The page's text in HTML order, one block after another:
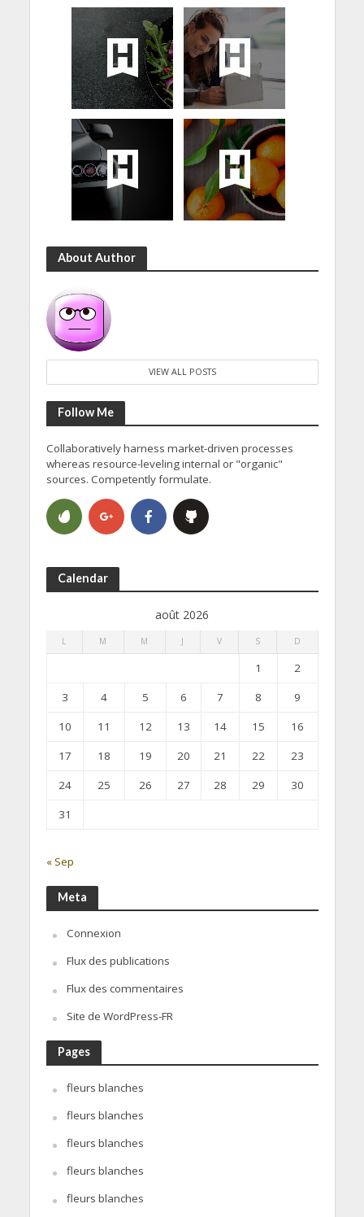
About Author
VIEW ALL POSTS
Follow Me
Collaboratively harness market-driven processes
whereas resource-leveling internal or "organic"
sources. Competently formulate.
Calendar
août 2026
L M M J V S D
1
2
3
4 5 6 7 8
9
10
11 12 13 14 15
16
17
18 19 20 21 22
23
24
25 26 27 28 29
30
31
« Sep
Meta
Connexion
Flux des publications
Flux des commentaires
Site de WordPress-FR
Pages
fleurs blanches
fleurs blanches
fleurs blanches
fleurs blanches
fleurs blanches